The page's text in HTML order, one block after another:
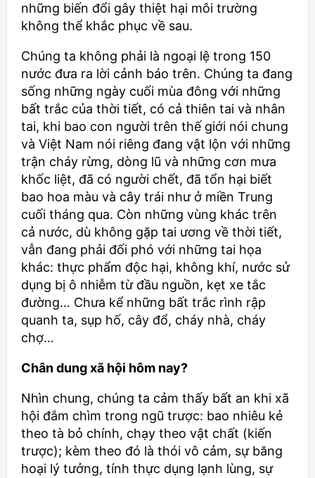
những biến đổi gây thiệt hại môi trường
không thể khắc phục về sau.
Chúng ta không phải là ngoại lệ trong 150
nước đưa ra lời cảnh báo trên. Chúng ta đang
sống những ngày cuối mùa đông với những
bất trắc của thời tiết, có cả thiên tai và nhân
tai, khi bao con người trên thế giới nói chung
và Việt Nam nói riêng đang vật lộn với những
trận cháy rừng, dòng lũ và những cơn mưa
khốc liệt, đã có người chết, đã tổn hại biết
bao hoa màu và cây trái như ở miền Trung
cuối tháng qua. Còn những vùng khác trên
cả nước, dù không gặp tai ương về thời tiết,
vẫn đang phải đối phó với những tai họa
khác: thực phẩm độc hại, không khí, nước sử
dụng bị ô nhiễm từ đầu nguồn, kẹt xe tắc
đường… Chưa kể những bất trắc rình rập
quanh ta, sụp hố, cây đổ, cháy nhà, cháy
chợ…
Chân dung xã hội hôm nay?
Nhìn chung, chúng ta cảm thấy bất an khi xã
hội đắm chìm trong ngũ trược: bao nhiêu kẻ
theo tà bỏ chính, chạy theo vật chất (kiến
trược); kèm theo đó là thói vô cảm, sự băng
hoại lý tưởng, tính thực dụng lạnh lùng, sự